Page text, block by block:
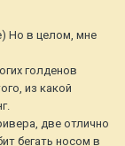
Но в целом, мне
голденов
из какой
две отлично
бегать носом в